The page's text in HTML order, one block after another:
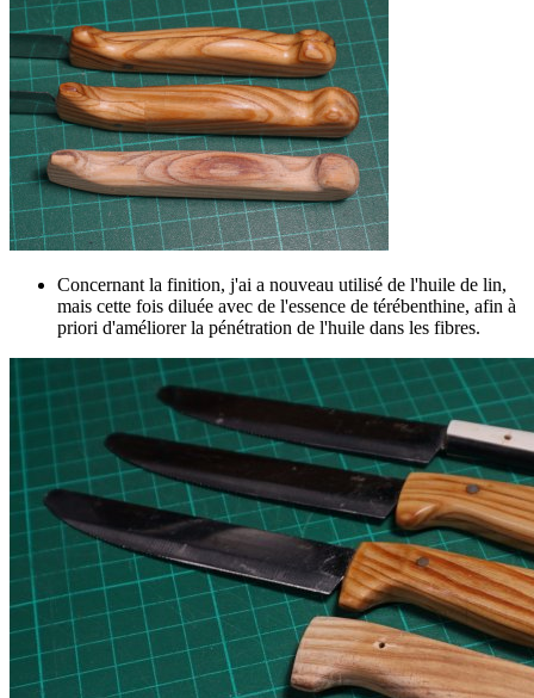
Concernant la finition, j'ai a nouveau utilisé de l'huile de lin,
mais cette fois diluée avec de l'essence de térébenthine, afin à
priori d'améliorer la pénétration de l'huile dans les fibres.